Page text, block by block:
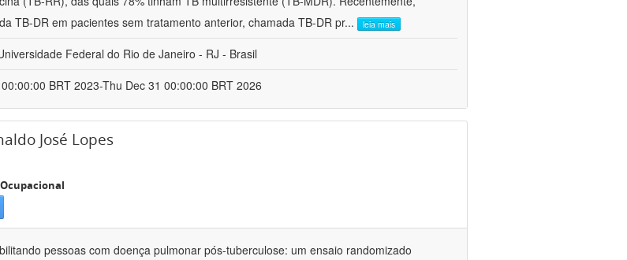
TB-DR em pacientes sem tratamento anterior, chamada TB-DR pr... leia mais
Federal do Rio de Janeiro - RJ - Brasil
BRT 2023-Thu Dec 31 00:00:00 BRT 2026
José Lopes
pessoas com doença pulmonar pós-tuberculose: um ensaio randomizado